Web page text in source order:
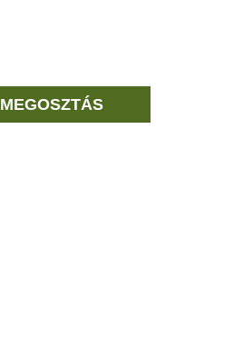
MEGOSZTÁS